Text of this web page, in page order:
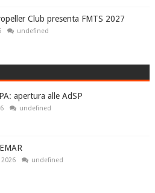
Club presenta FMTS 2027
undefined
apertura alle AdSP
undefined
undefined